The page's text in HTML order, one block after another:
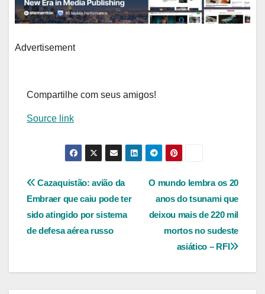
Advertisement
Compartilhe com seus amigos!
Source link
Navegação
de
Post
O mundo lembra os 20
anos do tsunami que
deixou mais de 220 mil
mortos no sudeste
asiático – RFI
Cazaquistão: avião da
Embraer que caiu pode ter
sido atingido por sistema
de defesa aérea russo